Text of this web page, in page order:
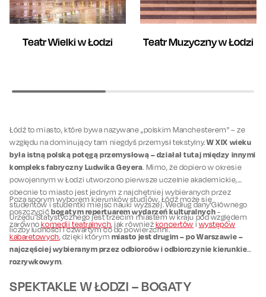
Teatr Wielki w Łodzi Teatr Muzyczny w Łodzi
Łódź to miasto, które bywa nazywane „polskim Manchesterem” – ze
względu na dominujący tam niegdyś przemysł tekstylny.W XIX wieku
była istną polską potęgą przemysłową – działał tutaj między innymi
kompleks fabryczny Ludwika Geyera. Mimo, że dopiero w okresie
powojennym w Łodzi utworzono pierwsze uczelnie akademickie,
obecnie to miasto jest jednym z najchętniej wybieranych przez
studentów i studentki miejsc nauki wyższej. Według dany Głównego
Urzędu Statystycznego jest trzecim miastem w kraju pod względem
liczby ludności i czwartym co do powierzchni.
Poza sporym wyborem kierunków studiów, Łódź może się
poszczycićbogatym repertuarem wydarzeń kulturalnych -
zarównokomedii teatralnych, jak również koncertów iwystępów
kabaretowych, dzięki którym miasto jest drugim – po Warszawie –
najczęściej wybieranym przez odbiorców i odbiorczynie kierunkiem
rozrywkowym.
SPEKTAKLE W ŁODZI – BOGATY